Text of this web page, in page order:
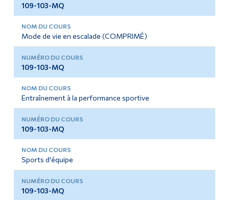
109-103-MQ
Mode de vie en escalade (COMPRIMÉ)
109-103-MQ
Entraînement à la performance sportive
109-103-MQ
Sports d'équipe
109-103-MQ